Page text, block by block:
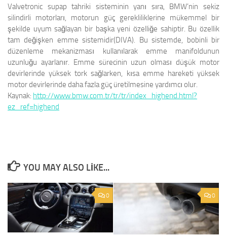
Valvetronic supap tahriki sisteminin yanı sıra, BMW’nin sekiz
silindirli motorları, motorun güç gerekliliklerine mükemmel bir
şekilde uyum sağlayan bir başka yeni özelliğe sahiptir. Bu özellik
tam değişken emme sistemidir(DIVA). Bu sistemde, bobinli bir
düzenleme mekanizması kullanılarak emme manifoldunun
uzunluğu ayarlanır. Emme sürecinin uzun olması düşük motor
devirlerinde yüksek tork sağlarken, kısa emme hareketi yüksek
motor devirlerinde daha fazla güç üretilmesine yardımcı olur.
Kaynak: http://www.bmw.com.tr/tr/tr/index_highend.html?
ez_ref=highend
YOU MAY ALSO LIKE...
0 0